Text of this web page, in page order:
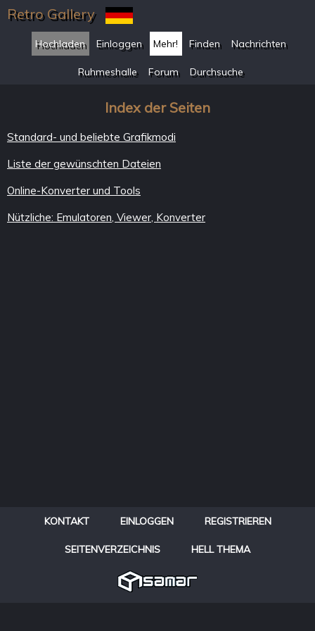
Retro Gallery
Hochladen Einloggen Mehr! Finden Nachrichten
Ruhmeshalle Forum Durchsuche
Index der Seiten
Standard- und beliebte Grafikmodi
Liste der gewünschten Dateien
Online-Konverter und Tools
Nützliche: Emulatoren, Viewer, Konverter
KONTAKT EINLOGGEN REGISTRIEREN
SEITENVERZEICHNIS HELL THEMA